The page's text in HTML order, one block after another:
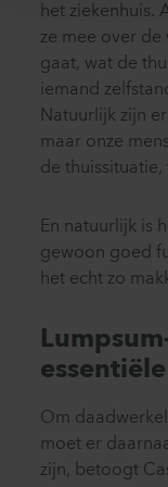
het ziekenhuis.
ze mee over de
gaat, wat de
iemand
Natuurlijk zijn
maar onze
de
En natuurlijk is
gewoon goed
het echt zo
Om
moet er
zijn, betoogt